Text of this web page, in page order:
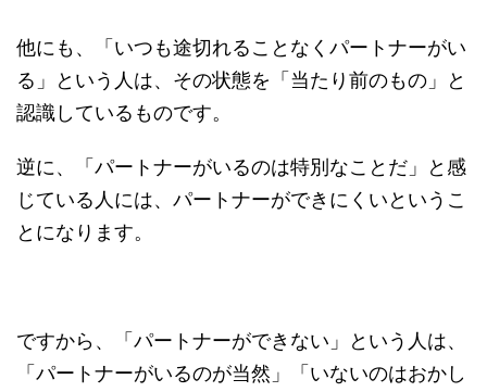
他にも、「いつも途切れることなくパートナーがい
る」という人は、その状態を「当たり前のもの」と
認識しているものです。
逆に、「パートナーがいるのは特別なことだ」と感
じている人には、パートナーができにくいというこ
とになります。
ですから、「パートナーができない」という人は、
「パートナーがいるのが当然」「いないのはおかし